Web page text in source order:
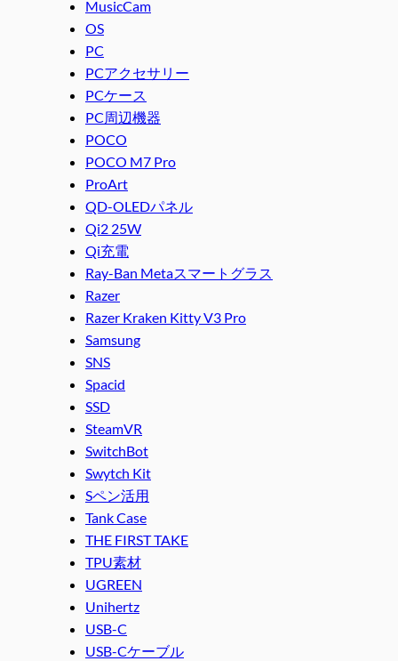
MusicCam
OS
PC
PCアクセサリー
PCケース
PC周辺機器
POCO
POCO M7 Pro
ProArt
QD-OLEDパネル
Qi2 25W
Qi充電
Ray-Ban Metaスマートグラス
Razer
Razer Kraken Kitty V3 Pro
Samsung
SNS
Spacid
SSD
SteamVR
SwitchBot
Swytch Kit
Sペン活用
Tank Case
THE FIRST TAKE
TPU素材
UGREEN
Unihertz
USB-C
USB-Cケーブル